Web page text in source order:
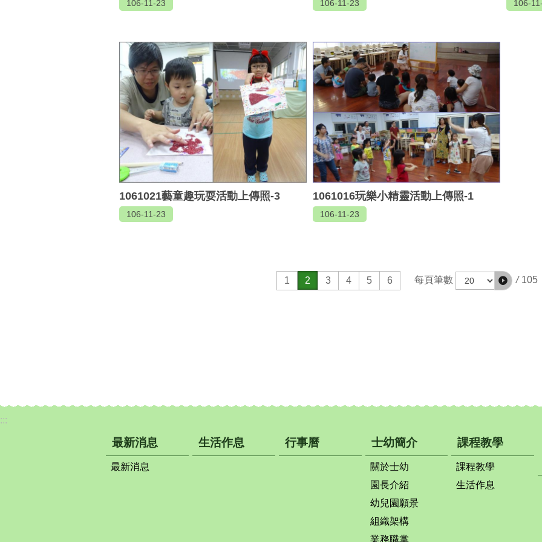
106-11-23 106-11-23 106-
1061021藝童趣玩耍活動上傳照-3
106-11-23
1061016玩樂小精靈活動上傳照-1
106-11-23
1 2 3 4 5 6 每頁筆數 / 105
:::
最新消息
最新消息
生活作息 行事曆 士幼簡介
關於士幼
園長介紹
幼兒園願景
組織架構
業務職掌
課程教學
課程教學
生活作息